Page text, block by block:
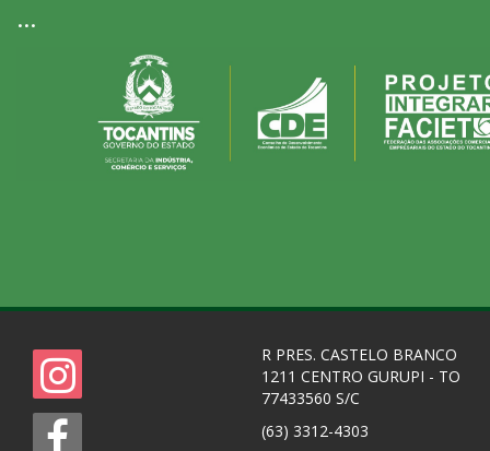
...
R PRES. CASTELO BRANCO
1211 CENTRO GURUPI - TO
77433560 S/C
(63) 3312-4303